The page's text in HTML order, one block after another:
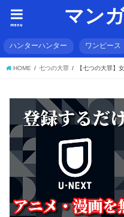
マン
menu
ハンターハンター ワンピース
HOME 七つの大罪 【七つの大罪】